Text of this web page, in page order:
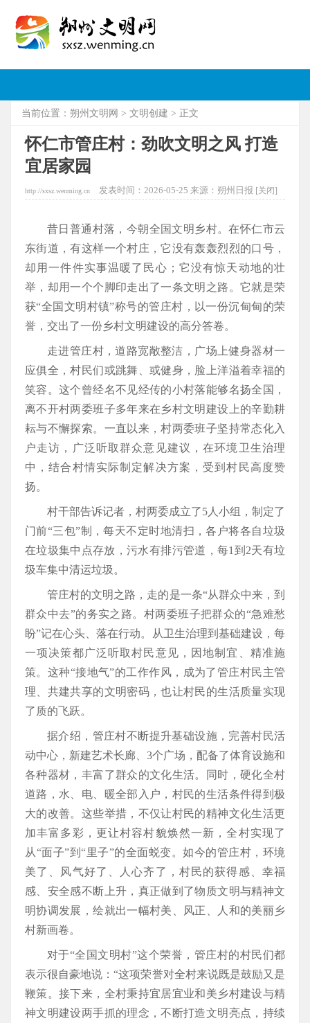
当前位置： 朔州文明网 > 文明创建 > 正文
怀仁市管庄村：劲吹文明之风 打造
宜居家园
http://sxsz.wenming.cn 发表时间：2026-05-25 来源：朔州日报 [关闭]
昔日普通村落，今朝全国文明乡村。在怀仁市云
东街道，有这样一个村庄，它没有轰轰烈烈的口号，
却用一件件实事温暖了民心；它没有惊天动地的壮
举，却用一个个脚印走出了一条文明之路。它就是荣
获“全国文明村镇”称号的管庄村，以一份沉甸甸的荣
誉，交出了一份乡村文明建设的高分答卷。
走进管庄村，道路宽敞整洁，广场上健身器材一
应俱全，村民们或跳舞、或健身，脸上洋溢着幸福的
笑容。这个曾经名不见经传的小村落能够名扬全国，
离不开村两委班子多年来在乡村文明建设上的辛勤耕
耘与不懈探索。一直以来，村两委班子坚持常态化入
户走访，广泛听取群众意见建议，在环境卫生治理
中，结合村情实际制定解决方案，受到村民高度赞
扬。
村干部告诉记者，村两委成立了5人小组，制定了
门前“三包”制，每天不定时地清扫，各户将各自垃圾
在垃圾集中点存放，污水有排污管道，每1到2天有垃
圾车集中清运垃圾。
管庄村的文明之路，走的是一条“从群众中来，到
群众中去”的务实之路。村两委班子把群众的“急难愁
盼”记在心头、落在行动。从卫生治理到基础建设，每
一项决策都广泛听取村民意见，因地制宜、精准施
策。这种“接地气”的工作作风，成为了管庄村民主管
理、共建共享的文明密码，也让村民的生活质量实现
了质的飞跃。
据介绍，管庄村不断提升基础设施，完善村民活
动中心，新建艺术长廊、3个广场，配备了体育设施和
各种器材，丰富了群众的文化生活。同时，硬化全村
道路，水、电、暖全部入户，村民的生活条件得到极
大的改善。这些举措，不仅让村民的精神文化生活更
加丰富多彩，更让村容村貌焕然一新，全村实现了
从“面子”到“里子”的全面蜕变。如今的管庄村，环境
美了、风气好了、人心齐了，村民的获得感、幸福
感、安全感不断上升，真正做到了物质文明与精神文
明协调发展，绘就出一幅村美、风正、人和的美丽乡
村新画卷。
对于“全国文明村”这个荣誉，管庄村的村民们都
表示很自豪地说：“这项荣誉对全村来说既是鼓励又是
鞭策。接下来，全村秉持宜居宜业和美乡村建设与精
神文明建设两手抓的理念，不断打造文明亮点，持续